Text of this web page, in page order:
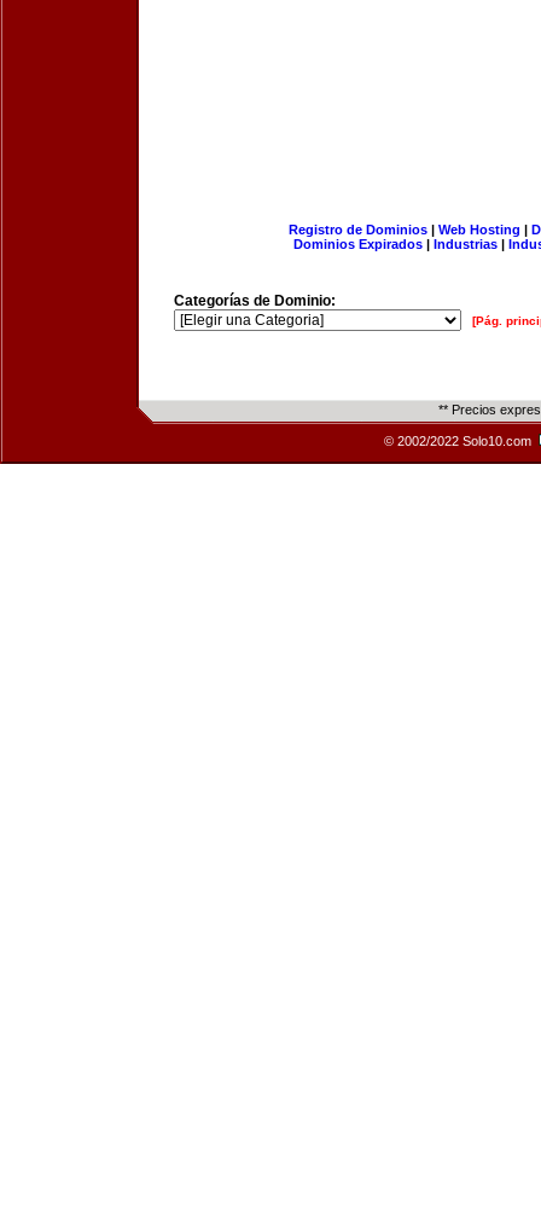
Registro de Dominios| Web Hosting |
Dominios Expirados | Industrias |
Categorías de Dominio:
[Pág.
** Precios
© 2002/2022 Solo10.com